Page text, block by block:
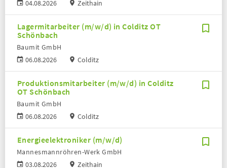
04.08.2026 Zeithain
Lagermitarbeiter (m/w/d) in Colditz OT
Schönbach
06.08.2026
Baumit GmbH
Colditz
Produktionsmitarbeiter (m/w/d) in Colditz
OT Schönbach
06.08.2026
Baumit GmbH
Colditz
Energieelektroniker (m/w/d)
03.08.2026
Mannesmannröhren-Werk GmbH
Zeithain